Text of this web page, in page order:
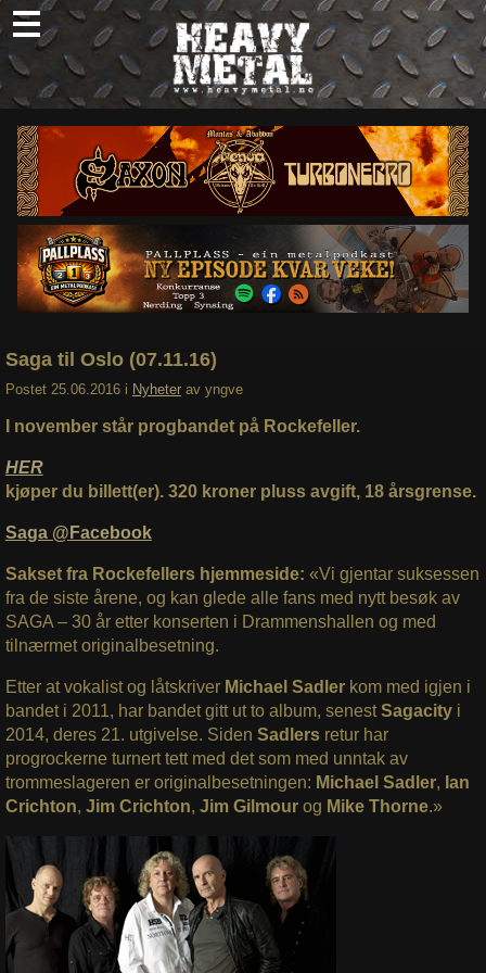
Skip
to
content
Nyheter
Omtaler
Intervjuer
Om oss
Abonner
Søk
Saga til Oslo (07.11.16)
Postet 25.06.2016 i Nyheter av yngve
I november står progbandet på Rockefeller.
HER
kjøper du billett(er). 320 kroner pluss avgift, 18 årsgrense.
Saga @Facebook
Sakset fra Rockefellers hjemmeside: «Vi gjentar suksessen
fra de siste årene, og kan glede alle fans med nytt besøk av
SAGA – 30 år etter konserten i Drammenshallen og med
tilnærmet originalbesetning.
Etter at vokalist og låtskriver Michael Sadler kom med igjen i
bandet i 2011, har bandet gitt ut to album, senestSagacityi
2014, deres 21. utgivelse. Siden Sadlers retur har
progrockerne turnert tett med det som med unntak av
trommeslageren er originalbesetningen: Michael Sadler, Ian
Crichton, Jim Crichton, Jim Gilmour og Mike Thorne.»